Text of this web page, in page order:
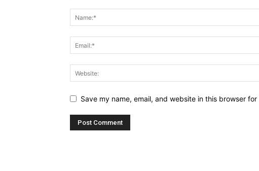
Save my name, email, and website in this browser